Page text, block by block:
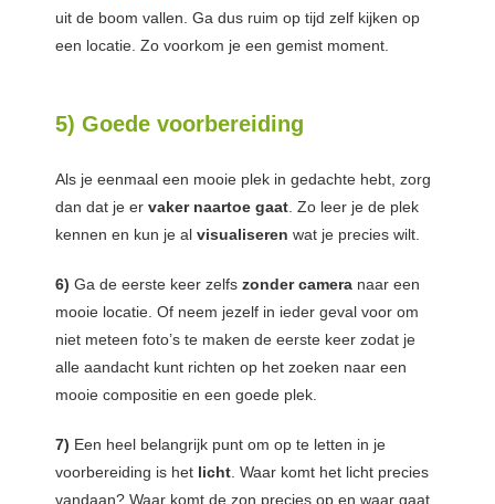
uit de boom vallen. Ga dus ruim op tijd zelf kijken op
een locatie. Zo voorkom je een gemist moment.
5) Goede voorbereiding
Als je eenmaal een mooie plek in gedachte hebt, zorg
dan dat je er vaker naartoe gaat . Zo leer je de plek
kennen en kun je al visualiseren wat je precies wilt.
6) Ga de eerste keer zelfs zonder camera naar een
mooie locatie. Of neem jezelf in ieder geval voor om
niet meteen foto’s te maken de eerste keer zodat je
alle aandacht kunt richten op het zoeken naar een
mooie compositie en een goede plek.
7) Een heel belangrijk punt om op te letten in je
voorbereiding is het licht . Waar komt het licht precies
vandaan? Waar komt de zon precies op en waar gaat